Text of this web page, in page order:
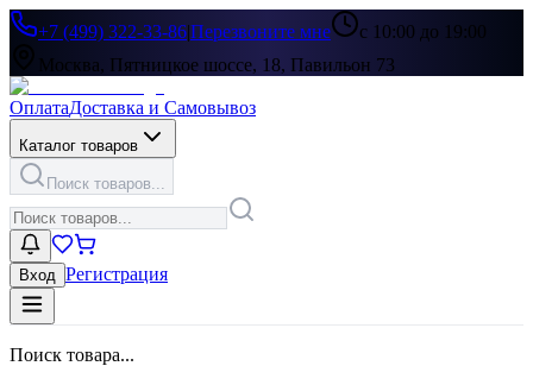
+7 (499) 322-33-86|Перезвоните мне
с 10:00 до 19:00
Москва, Пятницкое шоссе, 18, Павильон 73
ОплатаДоставка и Самовывоз
Каталог товаров
Поиск товаров...
Вход Регистрация
Поиск товара...